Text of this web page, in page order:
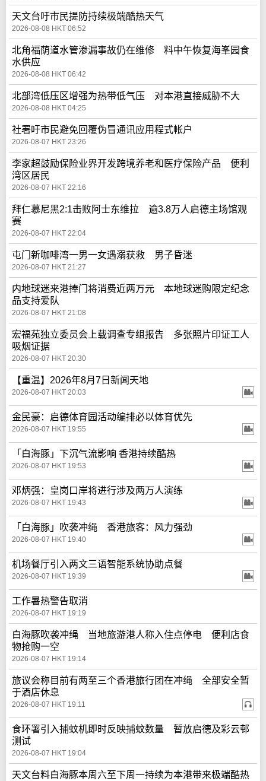
天文台吁市民提防持续极端酷热天气
2026-08-08 HKT 06:52
北角福荫道水管渗漏事故仍在维修 料中午恢复海峯园食
水供应
2026-08-08 HKT 06:42
北部湾低压区增强为热带低气压 对本港直接威胁不大
2026-08-08 HKT 04:25
社署吁市民避免回覆伪冒通讯应用程式帐户
2026-08-07 HKT 23:26
李家超鼓励保险业界开发跨境养老和医疗保险产品 便利
湾区居民
2026-08-07 HKT 22:16
拜仁慕尼黑2:1击败阿士东维拉 逾3.8万人启德主场馆观
赛
2026-08-07 HKT 22:04
屯门新咖啡湾一男一女遇溺获救 男子昏迷
2026-08-07 HKT 21:27
内地球迷来港捧门将消费近两万元 本地球迷购限定纪念
品支持爱队
2026-08-07 HKT 21:08
宏福苑独立委员会上载调查专组报告 多张照片印证工人
吸烟证据
2026-08-07 HKT 20:30
【重温】2026年8月7日新闻天地
2026-08-07 HKT 20:03
金民豪：启德体育园活动编排必以体育优先
2026-08-07 HKT 19:55
「白海豚」下沉气流影响 香港持续酷热
2026-08-07 HKT 19:53
邓炳强：皇岗口岸将进行涉及两万人演练
2026-08-07 HKT 19:43
「白海豚」吹袭冲绳 香港旅客：风力强劲
2026-08-07 HKT 19:40
机场餐厅引入两文三语智能系统协助点餐
2026-08-07 HKT 19:39
工作暑热警告取消
2026-08-07 HKT 19:19
白海豚吹袭冲绳 当地旅游港人称入住点停电 便利店食
物抢购一空
2026-08-07 HKT 19:14
旅议会称目前有两至三个香港旅行团在冲绳 全部安全暂
于酒店休息
2026-08-07 HKT 19:11
食环署引入捕蚊机即时反映捕蚊数量 暂放启德及彩云邨
测试
2026-08-07 HKT 19:04
天文台料白海豚本周六至下周一持续为本港带来极端酷热